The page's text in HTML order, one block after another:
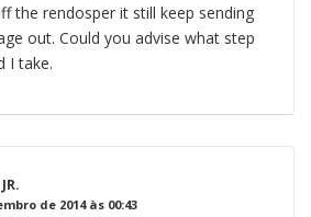
the rendosper it still keep sending
out. Could you advise what step
I take.
de 2014 às 00:43